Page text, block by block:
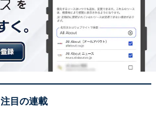
注目の連載